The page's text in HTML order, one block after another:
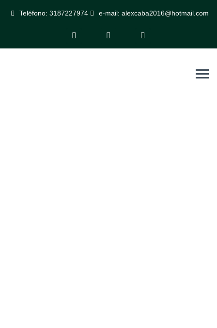
Teléfono: 3187227974 e-mail: alexcaba2016@hotmail.com